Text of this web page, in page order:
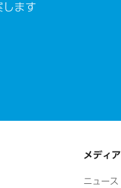
します
メディア
ニュース